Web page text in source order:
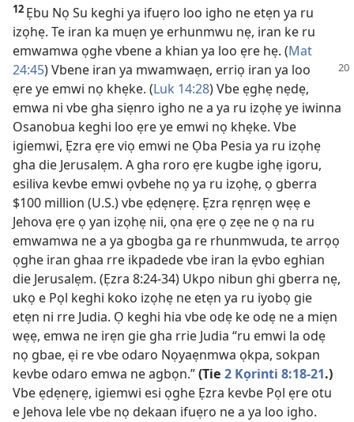
12 Ẹbu Nọ Su keghi ya ifuẹro loo igho ne etẹn ya ru
izọhẹ. Te iran ka muẹn ye erhunmwu nẹ, iran ke ru
emwamwa ọghe vbene a khian ya loo ẹre hẹ. (Mat
24:45) Vbene iran ya mwamwaẹn, erriọ iran ya loo
ẹre ye emwi nọ khẹke. (Luk 14:28) Vbe ẹghẹ nẹdẹ,
emwa ni vbe gha siẹnro igho ne a ya ru izọhẹ ye iwinna
Osanobua keghi loo ẹre ye emwi nọ khẹke. Vbe
igiemwi, Ẹzra ẹre viọ emwi ne Ọba Pesia ya ru izọhẹ
gha die Jerusalẹm. A gha roro ẹre kugbe ighẹ igoru,
esiliva kevbe emwi ọvbehe nọ ya ru izọhẹ, ọ gberra
$100 million (U.S.) vbe ẹdẹnẹrẹ. Ẹzra rẹnrẹn wẹẹ e
Jehova ẹre ọ yan izọhẹ nii, ọna ẹre ọ zẹe ne ọ na ru
emwamwa ne a ya gbogba ga re rhunmwuda, te arrọọ
ọghe iran ghaa rre ikpadede vbe iran la ẹvbo eghian
die Jerusalẹm. (Ẹzra 8:24-34) Ukpo nibun ghi gberra nẹ,
ukọ e Pọl keghi koko izọhẹ ne etẹn ya ru iyobọ gie
etẹn ni rre Judia. Ọ keghi hia vbe odẹ ke odẹ ne a miẹn
wẹẹ, emwa ne irẹn gie gha rrie Judia “ru emwi la odẹ
nọ gbae, ẹi re vbe odaro Nọyaẹnmwa ọkpa, sokpan
kevbe odaro emwa ne agbọn.”(Tie 2 Kọrinti 8:18-21.)
Vbe ẹdẹnẹrẹ, igiemwi esi ọghe Ẹzra kevbe Pọl ẹre otu
e Jehova lele vbe nọ dekaan ifuẹro ne a ya loo igho.